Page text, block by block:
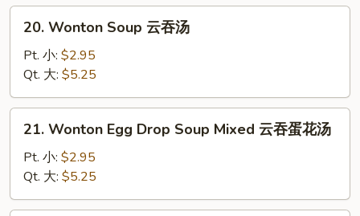
面
Wonton
Soup
吞
汤
20. Wonton Soup 云吞汤
Pt. 小: $2.95
Qt. 大: $5.25
Wonton
Egg
Drop
Soup
21. Wonton Egg Drop Soup Mixed 云吞蛋花汤
Pt. 小: $2.95
Qt. 大: $5.25